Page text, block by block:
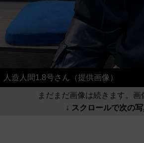
人造人間1.8号さん（提供画像）
まだまだ画像は続きます。画
↓ スクロールで次の写